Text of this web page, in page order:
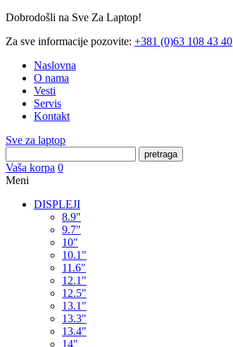
Dobrodošli na Sve Za Laptop!
Za sve informacije pozovite: +381 (0)63 108 43 40
Naslovna
O nama
Vesti
Servis
Kontakt
Sve za laptop
pretraga
Vaša korpa 0
Meni
DISPLEJI
8.9"
9.7"
10"
10.1"
11.6"
12.1"
12.5"
13.1"
13.3"
13.4"
14"